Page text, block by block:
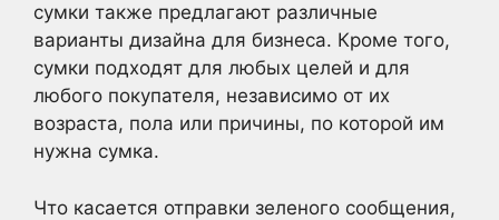
сумки также предлагают различные
варианты дизайна для бизнеса. Кроме того,
сумки подходят для любых целей и для
любого покупателя, независимо от их
возраста, пола или причины, по которой им
нужна сумка.
Что касается отправки зеленого сообщения,